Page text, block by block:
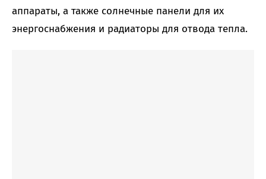
аппараты, а также солнечные панели для их
энергоснабжения и радиаторы для отвода тепла.